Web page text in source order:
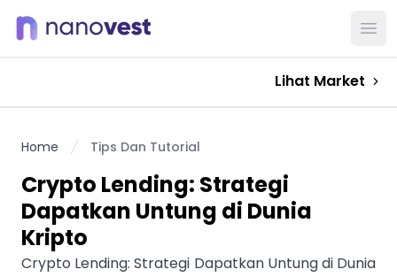
Lihat Market
Home Tips Dan Tutorial
Crypto Lending: Strategi
Dapatkan Untung di Dunia
Kripto
Crypto Lending: Strategi Dapatkan Untung di Dunia